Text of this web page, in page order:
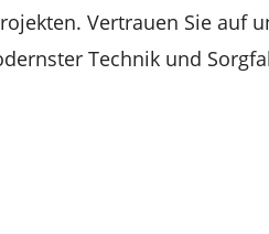
Vertrauen Sie auf
Technik und